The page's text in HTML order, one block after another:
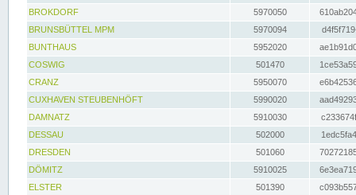
BROKDORF
5970050
BRUNSBÜTTEL MPM
5970094
BUNTHAUS
5952020
COSWIG
501470
CRANZ
5950070
CUXHAVEN STEUBENHÖFT
5990020
DAMNATZ
5910030
DESSAU
502000
DRESDEN
501060
DÖMITZ
5910025
ELSTER
501390